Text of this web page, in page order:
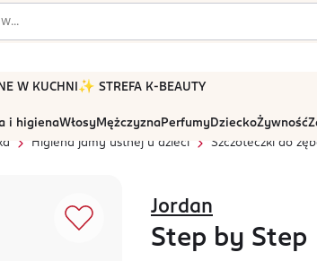
W KUCHNI ✨ STREFA K-BEAUTY
i higienaWłosyMężczyznaPerfumyDzieckoŻywność
Higiena jamy ustnej u dzieci Szczoteczki do
Jordan
Step by Step